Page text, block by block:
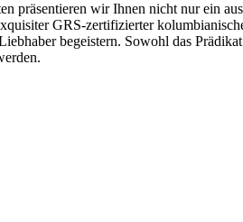
wir Ihnen nicht nur ein
GRS-zertifizierter
begeistern. Sowohl das